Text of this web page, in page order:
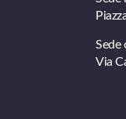
Sede
Via